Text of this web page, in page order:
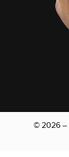
© 2026 –